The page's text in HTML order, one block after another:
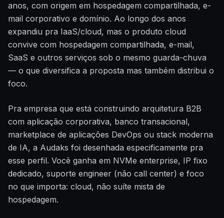
anos, com origem em hospedagem compartilhada, e-
mail corporativo e domínio. Ao longo dos anos
expandiu pra IaaS/cloud, mas o produto cloud
convive com hospedagem compartilhada, e-mail,
SaaS e outros serviços sob o mesmo guarda-chuva
— o que diversifica a proposta mas também distribui o
foco.
Pra empresa que está construindo arquitetura B2B
com aplicação corporativa, banco transacional,
marketplace de aplicações DevOps ou stack moderna
de IA, a Audaks foi desenhada especificamente pra
esse perfil. Você ganha em NVMe enterprise, IP fixo
dedicado, suporte engineer (não call center) e foco
no que importa: cloud, não suíte mista de
hospedagem.